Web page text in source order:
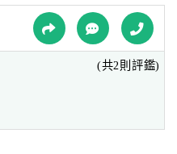
(共2則評鑑)